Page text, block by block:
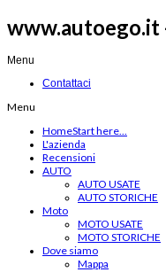
www.autoego.it
Menu
Contattaci
Menu
HomeStart here...
L'azienda
Recensioni
AUTO
AUTO USATE
AUTO STORICHE
Moto
MOTO USATE
MOTO STORICHE
Dove siamo
Mappa